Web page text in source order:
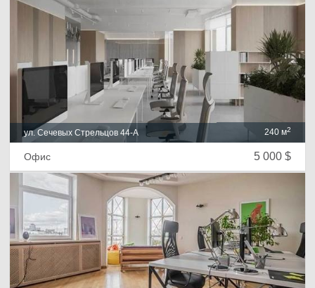
ул. Сечевых Стрельцов 44-А 240 м2
5 000 $
Офис